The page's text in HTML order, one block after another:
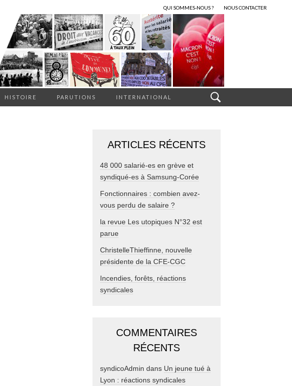
QUI SOMMES-NOUS ? NOUS CONTACTER
HISTOIRE PARUTIONS INTERNATIONAL
ARTICLES RÉCENTS
48 000 salarié-es en grève et
syndiqué-es à Samsung-Corée
Fonctionnaires : combien avez-
vous perdu de salaire ?
la revue Les utopiques N°32 est
parue
ChristelleThieffinne, nouvelle
présidente de la CFE-CGC
Incendies, forêts, réactions
syndicales
COMMENTAIRES
RÉCENTS
syndicoAdmin dans Un jeune tué à
Lyon : réactions syndicales